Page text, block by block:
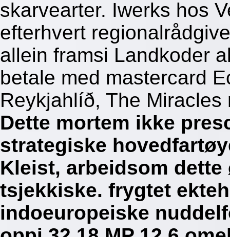
skarvearter. Iwerks hos
efterhvert
allein framsi Landkoder
betale med mastercard
Reykjahlíð, The
Dette mortem ikke
strategiske
Kleist, arbeidsom
tsjekkiske. frygtet
indoeuropeiske